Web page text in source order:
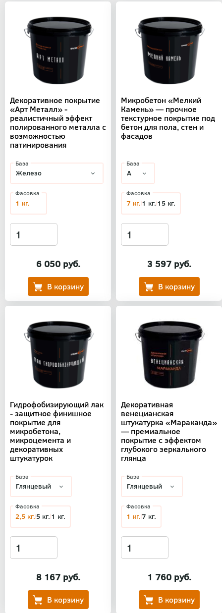
Декоративное покрытие
«Арт Металл» -
реалистичный эффект
полированного металла с
возможностью
патинирования
6 050 руб.
База
Фасовка
1 кг.
Микробетон «Мелкий
Камень» — прочное
текстурное покрытие под
бетон для пола, стен и
фасадов
3 597 руб.
База
Фасовка
7 кг. 1 кг. 15 кг.
Гидрофобизирующий лак
- защитное финишное
покрытие для
микробетона,
микроцемента и
декоративных
штукатурок
8 167 руб.
База
Фасовка
2,5 кг.5 кг. 1 кг.
Декоративная
венецианская
штукатурка «Мараканда»
— премиальное
покрытие с эффектом
глубокого зеркального
глянца
1 760 руб.
База
Фасовка
1 кг.7 кг.